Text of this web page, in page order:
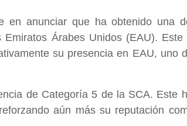
en anunciar que ha obtenido una
Árabes Unidos (EAU). Este
su presencia en EAU, uno
de Categoría 5 de la SCA. Este
aún más su reputación